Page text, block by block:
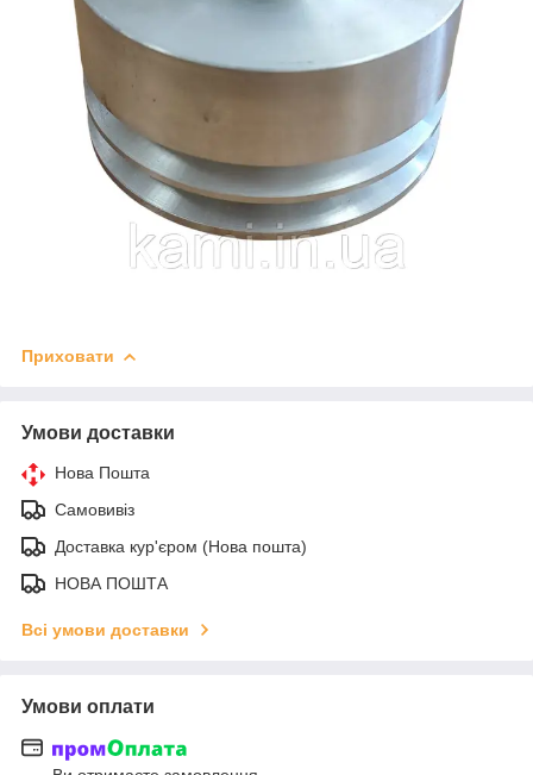
Приховати
Умови доставки
Нова Пошта
Самовивіз
Доставка кур'єром (Нова пошта)
НОВА ПОШТА
Всі умови доставки
Умови оплати